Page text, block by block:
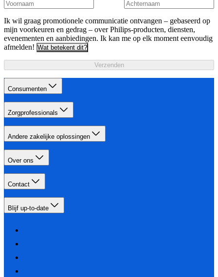
Ik wil graag promotionele communicatie ontvangen – gebaseerd op
mijn voorkeuren en gedrag – over Philips-producten, diensten,
evenementen en aanbiedingen. Ik kan me op elk moment eenvoudig
afmelden! Wat betekent dit?
Verzenden
Consumenten
Zorgprofessionals
Andere zakelijke oplossingen
Over ons
Contact
Blijf up-to-date